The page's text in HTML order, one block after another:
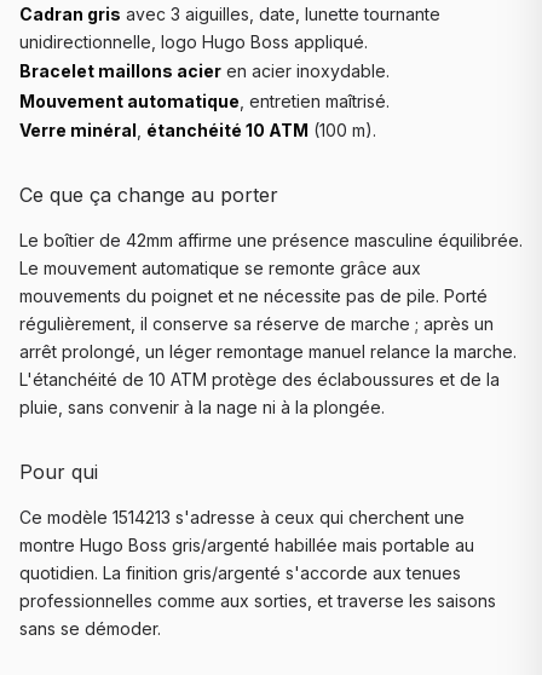
Cadran gris avec 3 aiguilles, date, lunette tournante
unidirectionnelle, logo Hugo Boss appliqué.
Bracelet maillons acier en acier inoxydable.
Mouvement automatique , entretien maîtrisé.
Verre minéral étanchéité 10 ATM (100 m).
Ce que ça change au porter
Le boîtier de 42mm affirme une présence masculine équilibrée.
Le mouvement automatique se remonte grâce aux
mouvements du poignet et ne nécessite pas de pile. Porté
régulièrement, il conserve sa réserve de marche ; après un
arrêt prolongé, un léger remontage manuel relance la marche.
L'étanchéité de 10 ATM protège des éclaboussures et de la
pluie, sans convenir à la nage ni à la plongée.
Pour qui
Ce modèle 1514213 s'adresse à ceux qui cherchent une
montre Hugo Boss gris/argenté habillée mais portable au
quotidien. La finition gris/argenté s'accorde aux tenues
professionnelles comme aux sorties, et traverse les saisons
sans se démoder.